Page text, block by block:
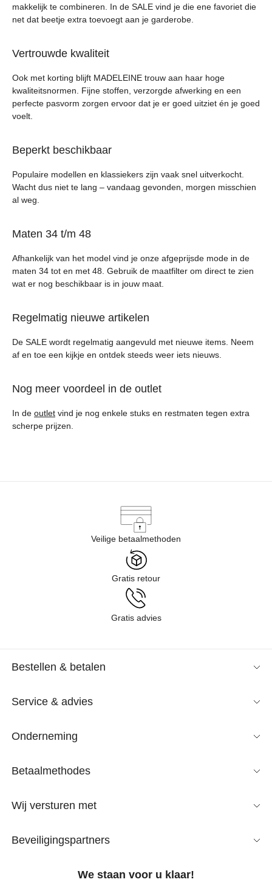
makkelijk te combineren. In de SALE vind je die ene favoriet die
net dat beetje extra toevoegt aan je garderobe.
Vertrouwde kwaliteit
Ook met korting blijft MADELEINE trouw aan haar hoge
kwaliteitsnormen. Fijne stoffen, verzorgde afwerking en een
perfecte pasvorm zorgen ervoor dat je er goed uitziet én je goed
voelt.
Beperkt beschikbaar
Populaire modellen en klassiekers zijn vaak snel uitverkocht.
Wacht dus niet te lang – vandaag gevonden, morgen misschien
al weg.
Maten 34 t/m 48
Afhankelijk van het model vind je onze afgeprijsde mode in de
maten 34 tot en met 48. Gebruik de maatfilter om direct te zien
wat er nog beschikbaar is in jouw maat.
Regelmatig nieuwe artikelen
De SALE wordt regelmatig aangevuld met nieuwe items. Neem
af en toe een kijkje en ontdek steeds weer iets nieuws.
Nog meer voordeel in de outlet
In de outlet vind je nog enkele stuks en restmaten tegen extra
scherpe prijzen.
Veilige betaalmethoden
Gratis retour
Gratis advies
Bestellen & betalen
Service & advies
Onderneming
Betaalmethodes
Wij versturen met
Beveiligingspartners
We staan voor u klaar!